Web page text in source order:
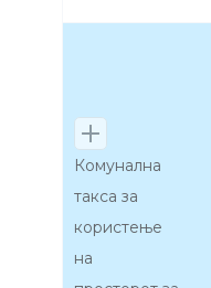
Комунална
такса за
користење
на